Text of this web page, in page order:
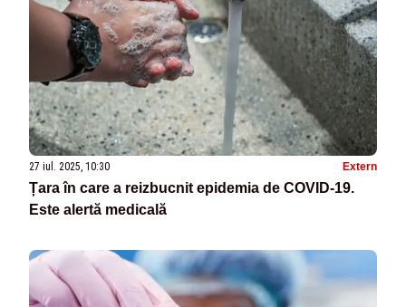
27 iul. 2025, 10:30 Extern
Țara în care a reizbucnit epidemia de COVID-19.
Este alertă medicală